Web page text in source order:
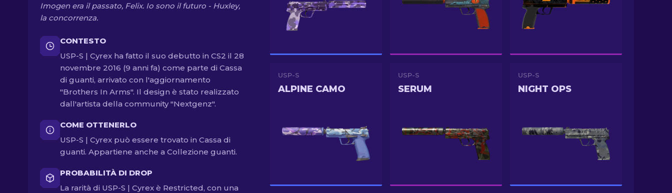
Imogen era il passato, Felix. Io sono il futuro - Huxley,
la concorrenza.
CONTESTO
USP-S | Cyrex ha fatto il suo debutto in CS2 il 28
novembre 2016 (9 anni fa) come parte di Cassa
di guanti, arrivato con l'aggiornamento
"Brothers In Arms". Il design è stato realizzato
dall'artista della community "Nextgenz".
COME OTTENERLO
USP-S | Cyrex può essere trovato in Cassa di
guanti. Appartiene anche a Collezione guanti.
PROBABILITÀ DI DROP
La rarità di USP-S | Cyrex è Restricted, con una
USP-S
ALPINE CAMO
USP-S
SERUM
USP-S
NIGHT OPS